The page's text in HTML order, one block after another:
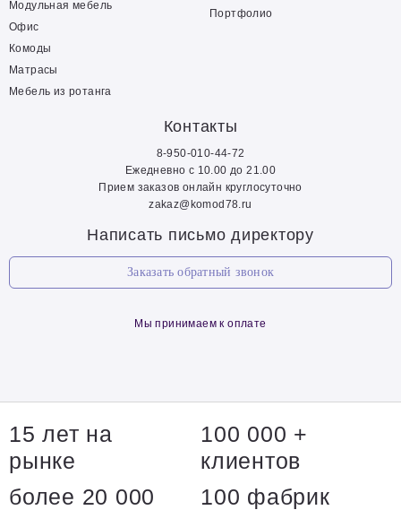
Модульная мебель
Офис
Комоды
Матрасы
Мебель из ротанга
Портфолио
Контакты
8-950-010-44-72
Ежедневно с 10.00 до 21.00
Прием заказов онлайн круглосуточно
zakaz@komod78.ru
Написать письмо директору
Заказать обратный звонок
Мы принимаем к оплате
15 лет на
рынке
100 000 +
клиентов
более 20 000
100 фабрик